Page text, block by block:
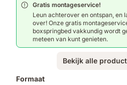
met
NanoCarbon-
met
pocketveren
lattenbodem:
maximale
Gratis montageservice!
Leun achterover en ontspan, en
over! Onze gratis
boxspringbed vakkundig wordt
meteen van kunt genieten.
Bekijk alle
Extra
Formaat